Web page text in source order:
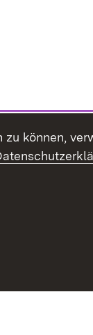
können,